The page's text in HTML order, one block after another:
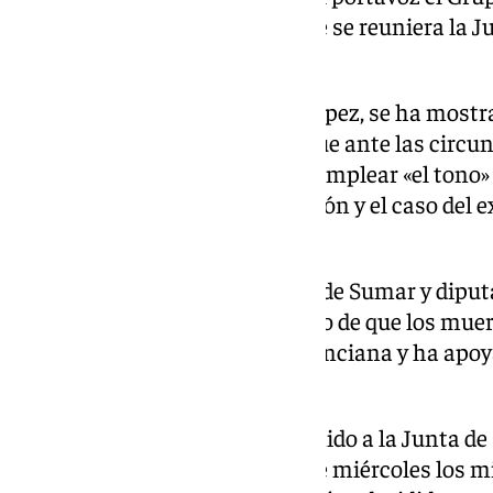
pedido la palabra para pedir que se reuniera la
Su homólogo del PSOE, Patxi López, se ha
de abrir una «reflexión» sobre que ante las
la confrontación política» y de emplear «el
sus preguntas sobre la corrupción y el caso del
De su lado, la portavoz adjunta de Sumar y
Micó, ha informado al hemiciclo de que los
centenar en la Comunidad Valenciana y ha
Así las cosas, Armengol ha reunido a la Junta
claro que a primera hora de este miércoles los